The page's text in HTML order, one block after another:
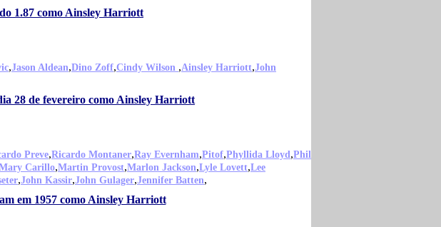
1.87 como Ainsley Harriott
,Jason Aldean,Dino Zoff,Cindy Wilson ,Ainsley Harriott,John
28 de fevereiro como Ainsley Harriott
Preve,Ricardo Montaner,Ray Evernham,Pitof,Phyllida Lloyd,Phil
Carillo,Martin Provost,Marlon Jackson,Lyle Lovett,Lee
,John Kassir,John Gulager,Jennifer Batten,
em 1957 como Ainsley Harriott